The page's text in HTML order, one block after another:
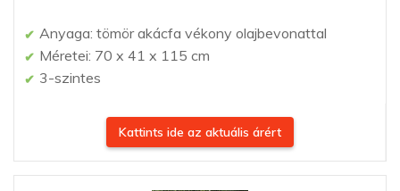
Anyaga: tömör akácfa vékony olajbevonattal
Méretei: 70 x 41 x 115 cm
3-szintes
Kattints ide az aktuális árért